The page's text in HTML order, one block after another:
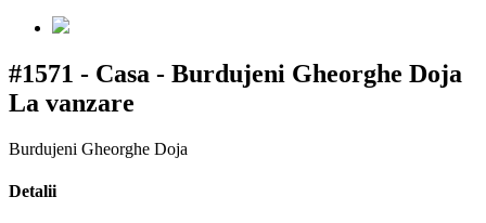
#1571 - Casa - Burdujeni Gheorghe Doja
La vanzare
Burdujeni Gheorghe Doja
Detalii